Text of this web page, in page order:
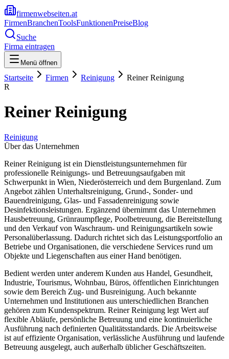
firmenwebseiten.at
FirmenBranchenToolsFunktionenPreiseBlog
Suche
Firma eintragen
Menü öffnen
Startseite Firmen Reinigung
Reiner Reinigung
R
Reiner Reinigung
Reinigung
Über das Unternehmen
Reiner Reinigung ist ein Dienstleistungsunternehmen für
professionelle Reinigungs- und Betreuungsaufgaben mit
Schwerpunkt in Wien, Niederösterreich und dem Burgenland. Zum
Angebot zählen Unterhaltsreinigung, Grund-, Sonder- und
Bauendreinigung, Glas- und Fassadenreinigung sowie
Desinfektionsleistungen. Ergänzend übernimmt das Unternehmen
Hausbetreuung, Grünraumpflege, Poolbetreuung, die Bereitstellung
und den Verkauf von Waschraum- und Reinigungsartikeln sowie
Personalüberlassung. Dadurch richtet sich das Leistungsportfolio an
Betriebe und Organisationen, die verschiedene Services rund um
Objekte und Liegenschaften aus einer Hand benötigen.
Bedient werden unter anderem Kunden aus Handel, Gesundheit,
Industrie, Tourismus, Wohnbau, Büros, öffentlichen Einrichtungen
sowie dem Bereich Zug- und Busreinigung. Auch bekannte
Unternehmen und Institutionen aus unterschiedlichen Branchen
gehören zum Kundenspektrum. Reiner Reinigung legt Wert auf
flexible Abläufe, persönliche Betreuung und eine kontinuierliche
Ausführung nach definierten Qualitätsstandards. Die Arbeitsweise
ist auf effiziente Organisation, verlässliche Ausführung und laufende
Betreuung ausgelegt, auch außerhalb üblicher Geschäftszeiten.